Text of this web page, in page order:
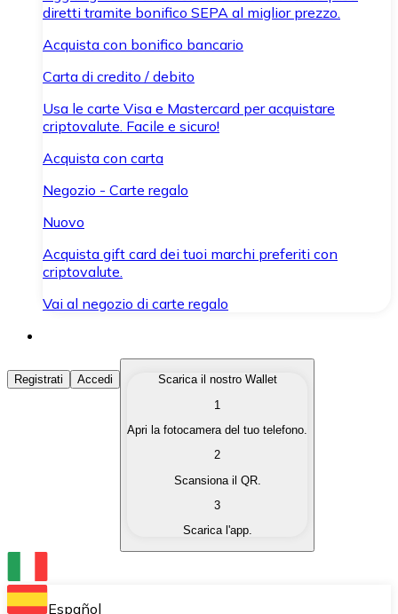
diretti tramite bonifico SEPA al miglior prezzo.
Acquista con bonifico bancario
Carta di credito / debito
Usa le carte Visa e Mastercard per acquistare
criptovalute. Facile e sicuro!
Acquista con carta
Negozio - Carte regalo
Nuovo
Acquista gift card dei tuoi marchi preferiti con
criptovalute.
Vai al negozio di carte regalo
Acquista Criptovalute
Acquista le criptovalute che ti interessano in modo
Converti le tue criptovalute in valuta fiat quando ne
Scambia una criptovaluta con un'altra
Conserva le tue cripto in un Wallet self-custodial.
Registrati Accedi
Scarica il nostro Wallet
1
Apri la fotocamera del tuo telefono.
2
Scansiona il QR.
3
Scarica l'app.
Español